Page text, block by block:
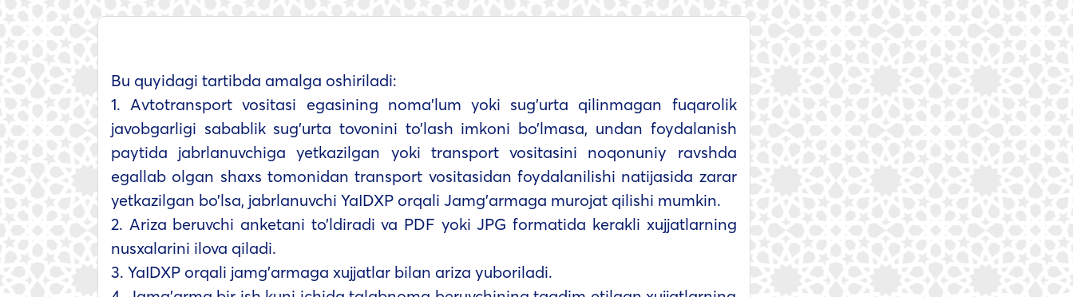
Bu quyidagi tartibda amalga oshiriladi:
1. Avtotransport vositasi egasining noma’lum yoki sug’urta qilinmagan fuqarolik
javobgarligi sabablik sug’urta tovonini to’lash imkoni bo’lmasa, undan foydalanish
paytida jabrlanuvchiga yetkazilgan yoki transport vositasini noqonuniy ravshda
egallab olgan shaxs tomonidan transport vositasidan foydalanilishi natijasida zarar
yetkazilgan bo’lsa, jabrlanuvchi YaIDXP orqali Jamg’armaga murojat qilishi mumkin.
2. Ariza beruvchi anketani to’ldiradi va PDF yoki JPG formatida kerakli xujjatlarning
nusxalarini ilova qiladi.
3. YaIDXP orqali jamg’armaga xujjatlar bilan ariza yuboriladi.